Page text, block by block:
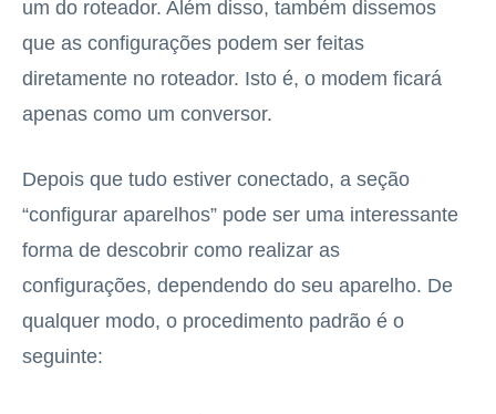
um do roteador. Além disso, também dissemos
que as configurações podem ser feitas
diretamente no roteador. Isto é, o modem ficará
apenas como um conversor.
Depois que tudo estiver conectado, a seção
“configurar aparelhos” pode ser uma interessante
forma de descobrir como realizar as
configurações, dependendo do seu aparelho. De
qualquer modo, o procedimento padrão é o
seguinte: